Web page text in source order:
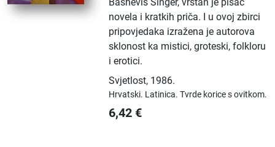
novela i kratkih priča. I u ovoj zbirci
pripovjedaka izražena je autorova
sklonost ka mistici, groteski, folkloru
i erotici.
Svjetlost, 1986.
Hrvatski. Latinica.Tvrde korice s ovitkom.
6,42 €